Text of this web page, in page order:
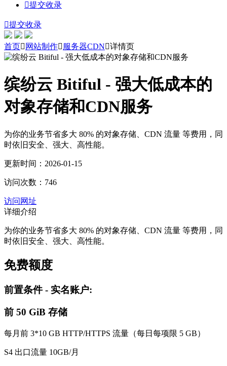
提交收录
提交收录
首页 网站制作 服务器CDN详情页
缤纷云 Bitiful - 强大低成本的
对象存储和CDN服务
为你的业务节省多大 80% 的对象存储、CDN 流量 等费用，同
时依旧安全、强大、高性能。
更新时间：2026-01-15
访问次数：746
访问网址
详细介绍
为你的业务节省多大 80% 的对象存储、CDN 流量 等费用，同
时依旧安全、强大、高性能。
免费额度
前置条件 - 实名账户:
前 50 GiB 存储
每月前 3*10 GB HTTP/HTTPS 流量（每日每项限 5 GB）
S4 出口流量 10GB/月